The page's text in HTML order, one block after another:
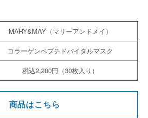
MARY&MAY（マリーアンドメイ）
コラーゲンペプチドバイタルマスク
税込2,200円（30枚入り）
商品はこちら